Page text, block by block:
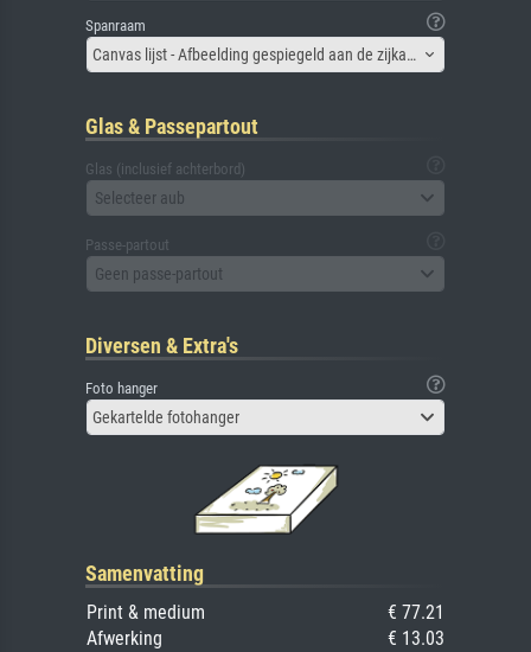
Spanraam
Canvas lijst - Afbeelding gespiegeld aan de zijkant
Glas & Passepartout
Glas (inclusief achterbord)
Selecteer aub
Passe-partout
Geen passe-partout
Diversen & Extra's
Foto hanger
Gekartelde fotohanger
Samenvatting
Print & medium
€ 77.21
Afwerking
€ 13.03